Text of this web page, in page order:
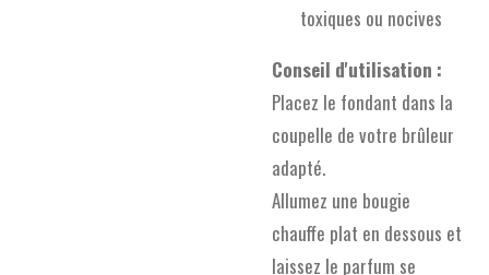
toxiques ou nocives
Conseil d'utilisation :
Placez le fondant dans la
coupelle de votre brûleur
adapté.
Allumez une bougie
chauffe plat en dessous et
laissez le parfum se